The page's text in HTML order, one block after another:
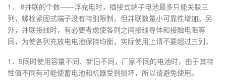
1． 8并联的个数——浮充电时，插接式端子电池最多只能关联三
列，螺栓紧固式端子没有特别限制，但并联数量小可靠性增加。另
外，并联接线时，有必要考虑使各列之间接线导体和接触电阻等
同，为使各列充放电电池保持均衡，实际使用上请不要超过三列。
1．9同时使用容量不同、新旧不同，厂家不同的电池时，由于其特
性值不同有可能使蓄电池和机器受到损坏，所以请避免使用。